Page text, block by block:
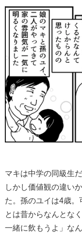
マキは中学の同級生
しかし価値観の違い
た。孫のユイは4歳
とは昔からなんとな
一緒に飲もうよ」な